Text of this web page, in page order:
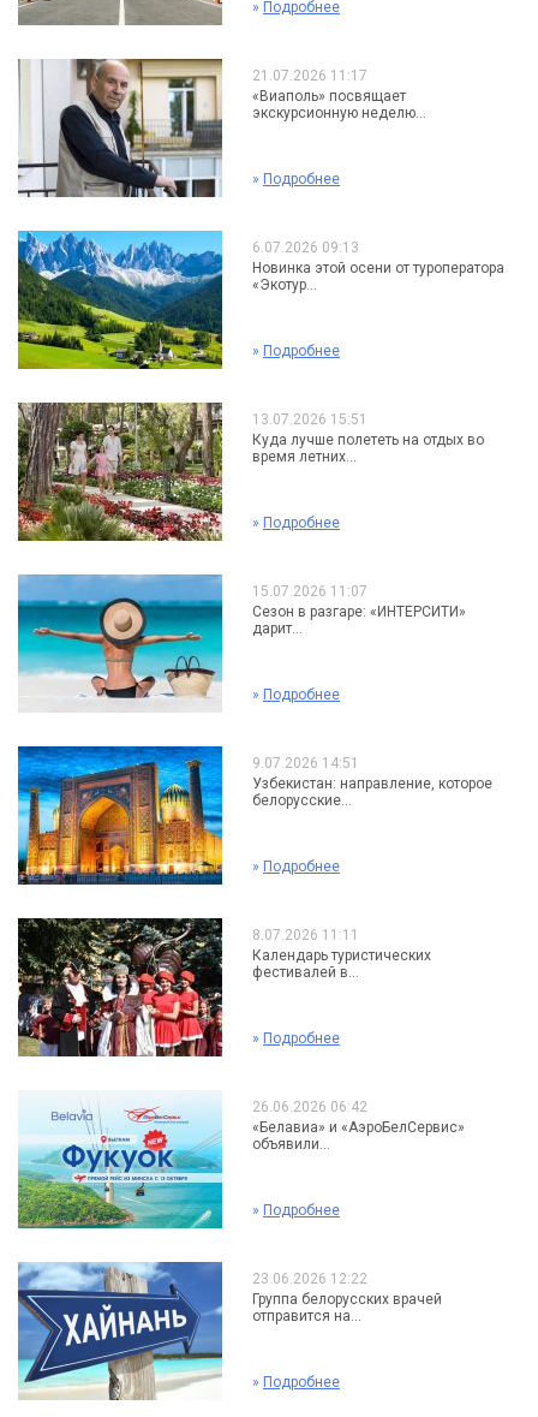
» Подробнее
21.07.2026 11:17
«Виаполь» посвящает
экскурсионную неделю...
» Подробнее
6.07.2026 09:13
Новинка этой осени от туроператора
«Экотур...
» Подробнее
13.07.2026 15:51
Куда лучше полететь на отдых во
время летних...
» Подробнее
15.07.2026 11:07
Сезон в разгаре: «ИНТЕРСИТИ»
дарит...
» Подробнее
9.07.2026 14:51
Узбекистан: направление, которое
белорусские...
» Подробнее
8.07.2026 11:11
Календарь туристических
фестивалей в...
» Подробнее
26.06.2026 06:42
«Белавиа» и «АэроБелСервис»
объявили...
» Подробнее
23.06.2026 12:22
Группа белорусских врачей
отправится на...
» Подробнее